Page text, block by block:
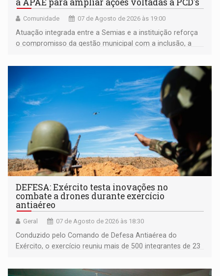
Comunidade 07 de Agosto de 2026 às 19:00
Atuação integrada entre a Semias e a instituição reforça
o compromisso da gestão municipal com a inclusão, a
DEFESA: Exército testa inovações no
combate a drones durante exercício
antiaéreo
Geral 07 de Agosto de 2026 às 18:30
Conduzido pelo Comando de Defesa Antiaérea do
Exército, o exercício reuniu mais de 500 integrantes de 23